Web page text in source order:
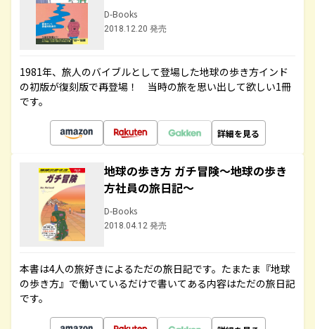
D-Books
2018.12.20 発売
1981年、旅人のバイブルとして登場した地球の歩き方インド
の初版が復刻版で再登場！ 当時の旅を思い出して欲しい1冊
です。
詳細を見る
地球の歩き方 ガチ冒険～地球の歩き
方社員の旅日記～
D-Books
2018.04.12 発売
本書は4人の旅好きによるただの旅日記です。たまたま『地球
の歩き方』で働いているだけで書いてある内容はただの旅日記
です。